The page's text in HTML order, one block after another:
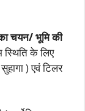
चयन/ भूमि की
के लिए
) एवं टिलर